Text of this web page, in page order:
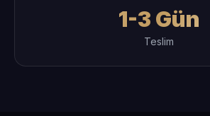
1-3 Gün
Teslim